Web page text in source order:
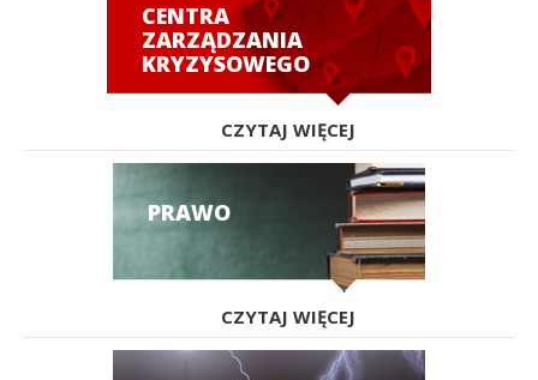
CENTRA
ZARZĄDZANIA
KRYZYSOWEGO
CZYTAJ WIĘCEJ
PRAWO
CZYTAJ WIĘCEJ